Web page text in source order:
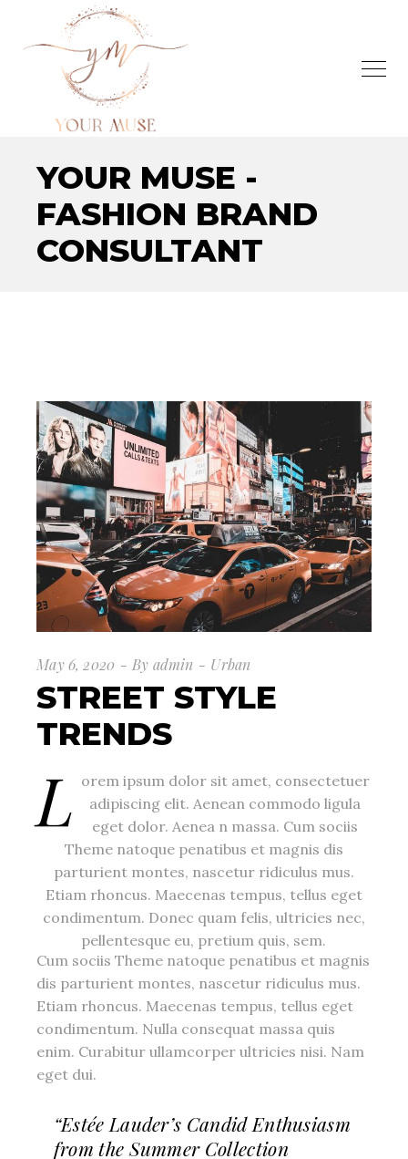
YOUR MUSE -
FASHION BRAND
CONSULTANT
May 6, 2020 By admin Urban
STREET STYLE
TRENDS
L orem ipsum dolor sit amet, consectetuer
adipiscing elit. Aenean commodo ligula
eget dolor. Aenea n massa. Cum sociis
Theme natoque penatibus et magnis dis
parturient montes, nascetur ridiculus mus.
Etiam rhoncus. Maecenas tempus, tellus eget
condimentum. Donec quam felis, ultricies nec,
pellentesque eu, pretium quis, sem.
Cum sociis Theme natoque penatibus et magnis
dis parturient montes, nascetur ridiculus mus.
Etiam rhoncus. Maecenas tempus, tellus eget
condimentum. Nulla consequat massa quis
enim. Curabitur ullamcorper ultricies nisi. Nam
eget dui.
“Estée Lauder’s Candid Enthusiasm
from the Summer Collection